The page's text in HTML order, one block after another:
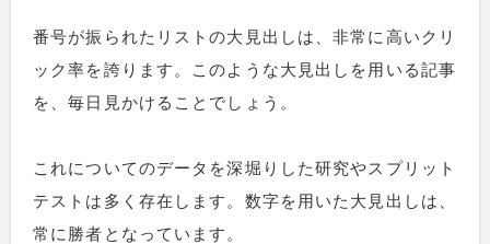
番号が振られたリストの大見出しは、非常に高いクリ
ック率を誇ります。このような大見出しを用いる記事
を、毎日見かけることでしょう。
これについてのデータを深堀りした研究やスプリット
テストは多く存在します。数字を用いた大見出しは、
常に勝者となっています。